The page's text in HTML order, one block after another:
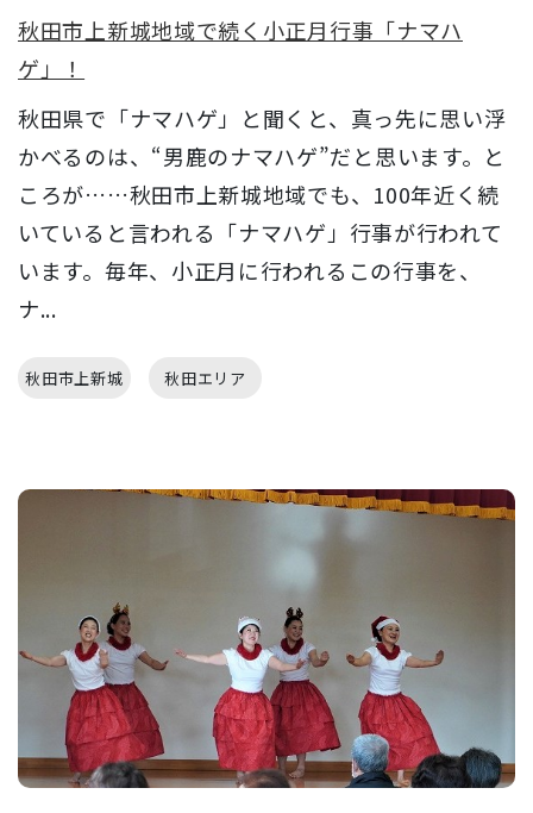
秋田市上新城地域で続く小正月行事「ナマハ
ゲ」！
秋田県で「ナマハゲ」と聞くと、真っ先に思い浮
かべるのは、“男鹿のナマハゲ”だと思います。と
ころが……秋田市上新城地域でも、100年近く続
いていると言われる「ナマハゲ」行事が行われて
います。毎年、小正月に行われるこの行事を、
ナ...
秋田市上新城 秋田エリア